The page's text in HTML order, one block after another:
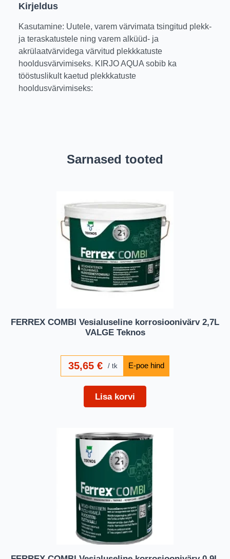
Kirjeldus
Kasutamine: Uutele, varem värvimata tsingitud plekk-
ja teraskatustele ning varem alküüd- ja
akrülaatvärvidega värvitud plekkkatuste
hooldusvärvimiseks. KIRJO AQUA sobib ka
tööstuslikult kaetud plekkkatuste
hooldusvärvimiseks:
Sarnased tooted
FERREX COMBI Vesialuseline korrosioonivärv 2,7L
VALGE Teknos
35,65 € tk
Lisa korvi